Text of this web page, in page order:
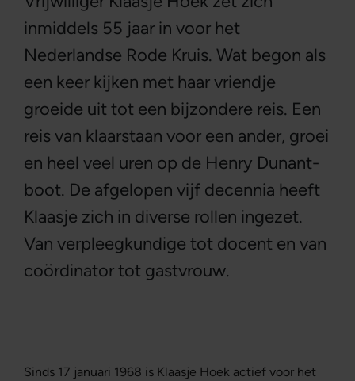
inmiddels 55 jaar in voor het
Nederlandse Rode Kruis. Wat begon als
een keer kijken met haar vriendje
groeide uit tot een bijzondere reis. Een
reis van klaarstaan voor een ander, groei
en heel veel uren op de Henry Dunant-
boot. De afgelopen vijf decennia heeft
Klaasje zich in diverse rollen ingezet.
Van verpleegkundige tot docent en van
coördinator tot gastvrouw.
Sinds 17 januari 1968 is Klaasje Hoek actief voor het